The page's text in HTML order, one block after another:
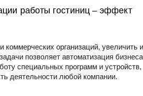
работы гостиниц – эффект
коммерческих организаций, увеличить
позволяет автоматизация
специальных программ и устройств,
деятельности любой компании.